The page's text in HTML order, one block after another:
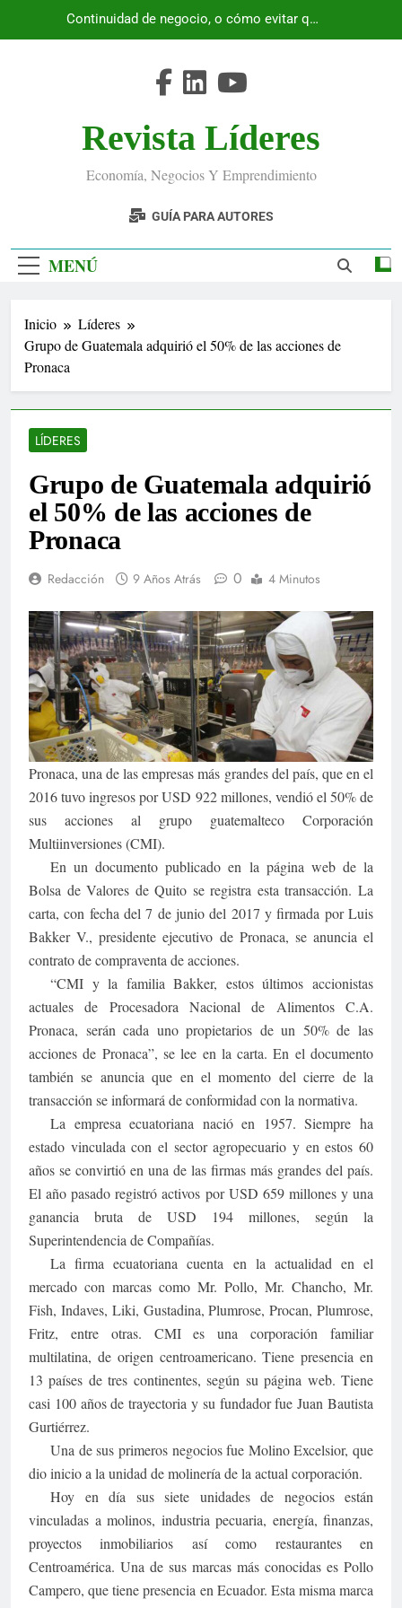
Continuidad de negocio, o cómo evitar que
Revista Líderes
Economía, Negocios Y Emprendimiento
GUÍA PARA AUTORES
MENÚ
Inicio
Líderes
Grupo de Guatemala adquirió el 50% de las acciones de
Pronaca
LÍDERES
Grupo de Guatemala adquirió
el 50% de las acciones de
Pronaca
Redacción 9 Años Atrás 0 4 Minutos
Pronaca, una de las empresas más grandes del país, que en el
2016 tuvo ingresos por USD 922 millones, vendió el 50% de
sus acciones al grupo guatemalteco Corporación
Multiinversiones (CMI).
En un documento publicado en la página web de la
Bolsa de Valores de Quito se registra esta transacción. La
carta, con fecha del 7 de junio del 2017 y firmada por Luis
Bakker V., presidente ejecutivo de Pronaca, se anuncia el
contrato de compraventa de acciones.
“CMI y la familia Bakker, estos últimos accionistas
actuales de Procesadora Nacional de Alimentos C.A.
Pronaca, serán cada uno propietarios de un 50% de las
acciones de Pronaca”, se lee en la carta. En el documento
también se anuncia que en el momento del cierre de la
transacción se informará de conformidad con la normativa.
La empresa ecuatoriana nació en 1957. Siempre ha
estado vinculada con el sector agropecuario y en estos 60
años se convirtió en una de las firmas más grandes del país.
El año pasado registró activos por USD 659 millones y una
ganancia bruta de USD 194 millones, según la
Superintendencia de Compañías.
La firma ecuatoriana cuenta en la actualidad en el
mercado con marcas como Mr. Pollo, Mr. Chancho, Mr.
Fish, Indaves, Liki, Gustadina, Plumrose, Procan, Plumrose,
Fritz, entre otras. CMI es una corporación familiar
multilatina, de origen centroamericano. Tiene presencia en
13 países de tres continentes, según su página web. Tiene
casi 100 años de trayectoria y su fundador fue Juan Bautista
Gurtiérrez.
Una de sus primeros negocios fue Molino Excelsior, que
dio inicio a la unidad de molinería de la actual corporación.
Hoy en día sus siete unidades de negocios están
vinculadas a molinos, industria pecuaria, energía, finanzas,
proyectos inmobiliarios así como restaurantes en
Centroamérica. Una de sus marcas más conocidas es Pollo
Campero, que tiene presencia en Ecuador. Esta misma marca